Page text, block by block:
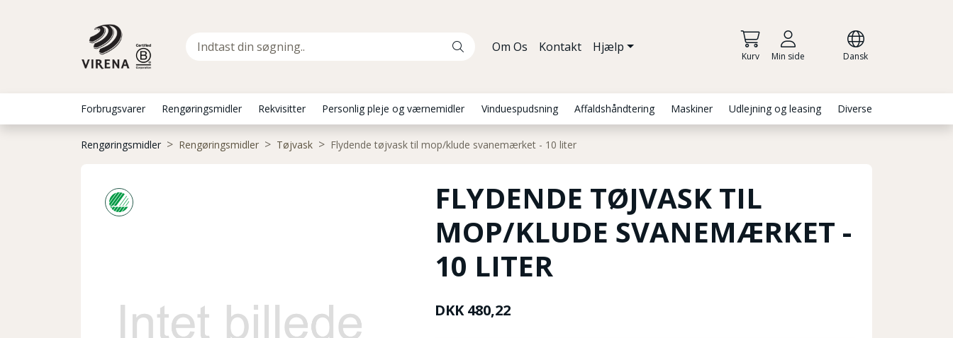
Om Os Kontakt Hjælp
Kurv Min side Dansk
Forbrugsvarer Rengøringsmidler Rekvisitter Personlig pleje og værnemidler Vinduespudsning Affaldshåndtering Maskiner Udlejning og leasing Diverse
Rengøringsmidler Rengøringsmidler Tøjvask Flydende tøjvask til mop/klude svanemærket - 10 liter
FLYDENDE TØJVASK TIL
MOP/KLUDE SVANEMÆRKET -
10 LITER
DKK480,22